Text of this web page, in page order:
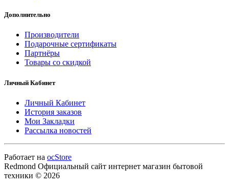
Дополнительно
Производители
Подарочные сертификаты
Партнёры
Товары со скидкой
Личный Кабинет
Личный Кабинет
История заказов
Мои Закладки
Рассылка новостей
Работает на ocStore
Redmond Официальный сайт интернет магазин бытовой
техники © 2026